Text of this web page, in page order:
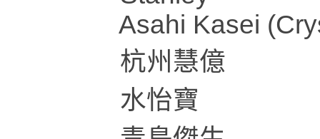
Asahi Kasei
杭州慧億
水怡寶